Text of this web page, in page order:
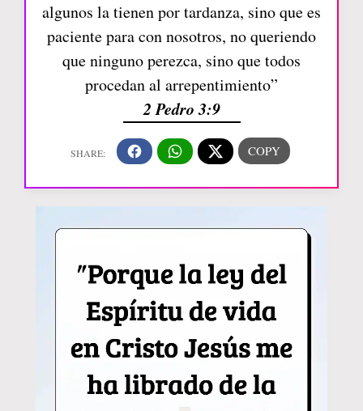
algunos la tienen por tardanza, sino que es
paciente para con nosotros, no queriendo
que ninguno perezca, sino que todos
procedan al arrepentimiento”
2 Pedro 3:9